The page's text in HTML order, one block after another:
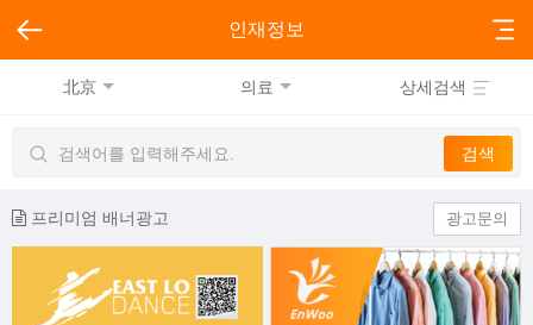
인재정보
北京 의료 상세검색
프리미엄 배너광고 광고문의